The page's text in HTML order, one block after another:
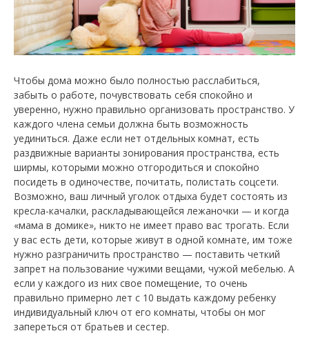
Чтобы дома можно было полностью расслабиться,
забыть о работе, почувствовать себя спокойно и
уверенно, нужно правильно организовать пространство. У
каждого члена семьи должна быть возможность
уединиться. Даже если нет отдельных комнат, есть
раздвижные варианты зонирования пространства, есть
ширмы, которыми можно отгородиться и спокойно
посидеть в одиночестве, почитать, полистать соцсети.
Возможно, ваш личный уголок отдыха будет состоять из
кресла-качалки, раскладывающейся лежаночки — и когда
«мама в домике», никто не имеет право вас трогать. Если
у вас есть дети, которые живут в одной комнате, им тоже
нужно разграничить пространство — поставить четкий
запрет на пользование чужими вещами, чужой мебелью. А
если у каждого из них свое помещение, то очень
правильно примерно лет с 10 выдать каждому ребенку
индивидуальный ключ от его комнаты, чтобы он мог
запереться от братьев и сестер.